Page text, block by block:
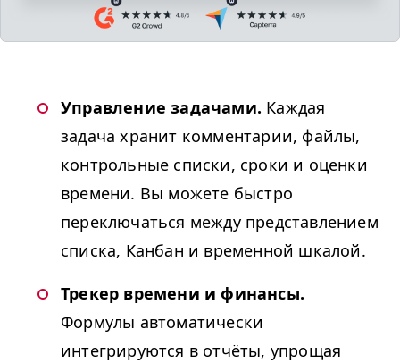
Управление задачами. Каждая
задача хранит комментарии, файлы,
контрольные списки, сроки и оценки
времени. Вы можете быстро
переключаться между представлением
списка, Канбан и временной шкалой.
Трекер времени и финансы.
Формулы автоматически
интегрируются в отчёты, упрощая